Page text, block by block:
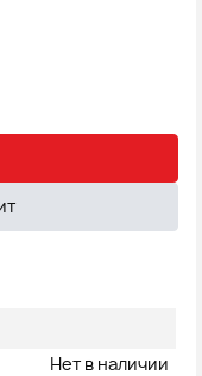
Нет в наличии